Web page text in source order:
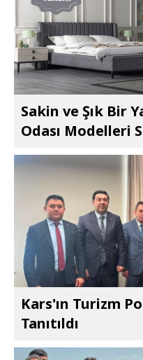
Sakin ve Şık Bir
Odası Modelleri
Kars'ın Turizm
Tanıtıldı